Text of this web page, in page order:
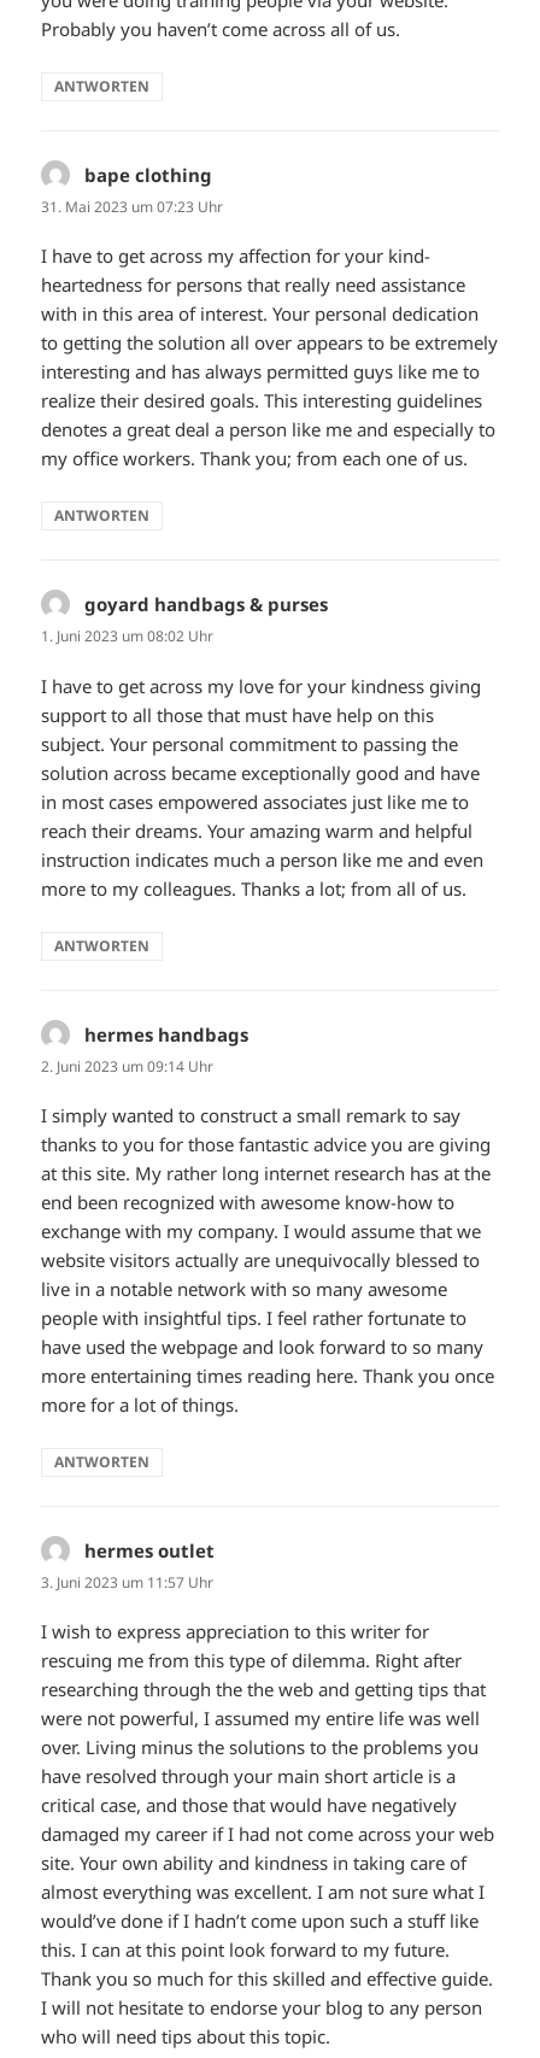
Probably you haven’t come across all of us.
ANTWORTEN
bape clothing
31. Mai 2023 um 07:23 Uhr
I have to get across my affection for your kind-
heartedness for persons that really need assistance
with in this area of interest. Your personal dedication
to getting the solution all over appears to be extremely
interesting and has always permitted guys like me to
realize their desired goals. This interesting guidelines
denotes a great deal a person like me and especially to
my office workers. Thank you; from each one of us.
ANTWORTEN
goyard handbags & purses
1. Juni 2023 um 08:02 Uhr
I have to get across my love for your kindness giving
support to all those that must have help on this
subject. Your personal commitment to passing the
solution across became exceptionally good and have
in most cases empowered associates just like me to
reach their dreams. Your amazing warm and helpful
instruction indicates much a person like me and even
more to my colleagues. Thanks a lot; from all of us.
ANTWORTEN
hermes handbags
2. Juni 2023 um 09:14 Uhr
I simply wanted to construct a small remark to say
thanks to you for those fantastic advice you are giving
at this site. My rather long internet research has at the
end been recognized with awesome know-how to
exchange with my company. I would assume that we
website visitors actually are unequivocally blessed to
live in a notable network with so many awesome
people with insightful tips. I feel rather fortunate to
have used the webpage and look forward to so many
more entertaining times reading here. Thank you once
more for a lot of things.
ANTWORTEN
hermes outlet
3. Juni 2023 um 11:57 Uhr
I wish to express appreciation to this writer for
rescuing me from this type of dilemma. Right after
researching through the the web and getting tips that
were not powerful, I assumed my entire life was well
over. Living minus the solutions to the problems you
have resolved through your main short article is a
critical case, and those that would have negatively
damaged my career if I had not come across your web
site. Your own ability and kindness in taking care of
almost everything was excellent. I am not sure what I
would’ve done if I hadn’t come upon such a stuff like
this. I can at this point look forward to my future.
Thank you so much for this skilled and effective guide.
I will not hesitate to endorse your blog to any person
who will need tips about this topic.